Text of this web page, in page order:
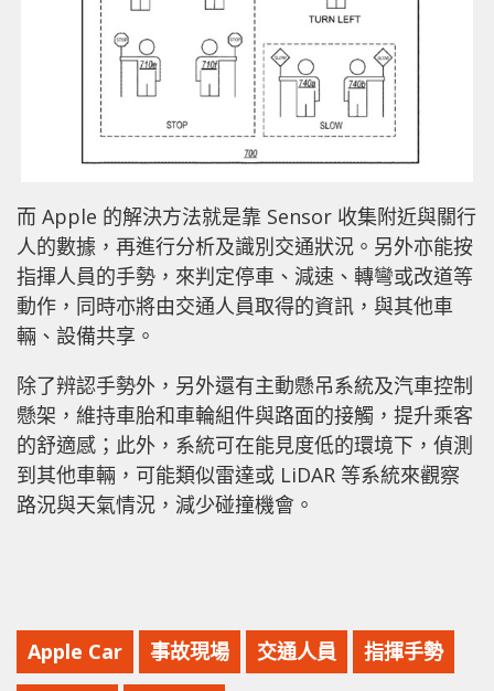
而 Apple 的解決方法就是靠 Sensor 收集附近與關行
人的數據，再進行分析及識別交通狀況。另外亦能按
指揮人員的手勢，來判定停車、減速、轉彎或改道等
動作，同時亦將由交通人員取得的資訊，與其他車
輛、設備共享。
除了辨認手勢外，另外還有主動懸吊系統及汽車控制
懸架，維持車胎和車輪組件與路面的接觸，提升乘客
的舒適感；此外，系統可在能見度低的環境下，偵測
到其他車輛，可能類似雷達或 LiDAR 等系統來觀察
路況與天氣情況，減少碰撞機會。
Apple Car 事故現場 交通人員 指揮手勢